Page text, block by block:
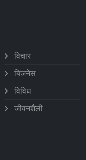
विचार
बिजनेस
विविध
जीवनशैली